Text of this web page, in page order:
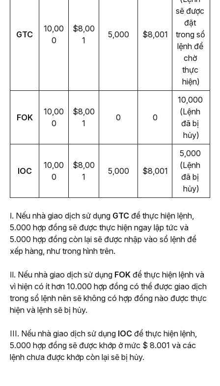
GTC
10,00
0
$8,00
1
5,000 $8,001
sẽ được
đặt
trong sổ
lệnh để
chờ
thực
hiện)
FOK
10,00
0
$8,00
1
0 0
10,000
(Lệnh
đã bị
hủy)
IOC
10,00
0
$8,00
1
5,000 $8,001
5,000
(Lệnh
đã bị
hủy)
Ⅰ. Nếu nhà giao dịch sử dụng GTC để thực hiện lệnh,
5.000 hợp đồng sẽ được thực hiện ngay lập tức và
5.000 hợp đồng còn lại sẽ được nhập vào sổ lệnh để
xếp hàng, như trong hình trên.
Ⅱ. Nếu nhà giao dịch sử dụng FOK để thực hiện lệnh và
vì hiện có ít hơn 10.000 hợp đồng có thể được giao dịch
trong sổ lệnh nên sẽ không có hợp đồng nào được thực
hiện và lệnh sẽ bị hủy.
III. Nếu nhà giao dịch sử dụng IOC để thực hiện lệnh,
5.000 hợp đồng sẽ được khớp ở mức $ 8.001 và các
lệnh chưa được khớp còn lại sẽ bị hủy.